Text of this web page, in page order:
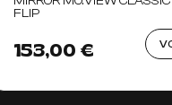
FLIP
153,00 €